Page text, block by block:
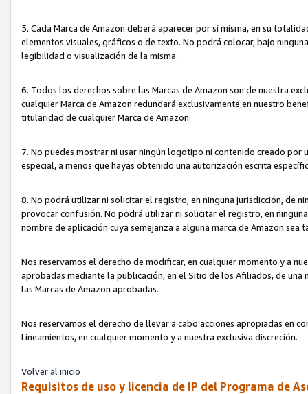
5. Cada Marca de Amazon deberá aparecer por sí misma, en su
elementos visuales, gráficos o de texto. No podrá colocar, bajo
legibilidad o visualización de la misma.
6. Todos los derechos sobre las Marcas de Amazon son de nuestra
cualquier Marca de Amazon redundará exclusivamente en nuestro
titularidad de cualquier Marca de Amazon.
7. No puedes mostrar ni usar ningún logotipo ni contenido creado por
especial, a menos que hayas obtenido una autorización escrita
8. No podrá utilizar ni solicitar el registro, en ninguna jurisdicción, de
provocar confusión. No podrá utilizar ni solicitar el registro, en
nombre de aplicación cuya semejanza a alguna marca de Amazon
Nos reservamos el derecho de modificar, en cualquier momento y a
aprobadas mediante la publicación, en el Sitio de los Afiliados, de
las Marcas de Amazon aprobadas.
Nos reservamos el derecho de llevar a cabo acciones apropiadas en
Lineamientos, en cualquier momento y a nuestra exclusiva discreción.
Volver al inicio
Requisitos de uso y licencia de IP del Programa de